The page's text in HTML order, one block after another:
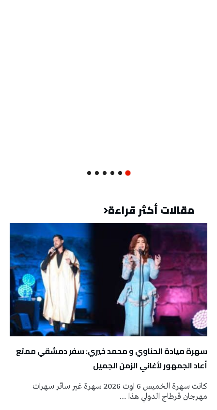
مقالات أكثر قراءة
سهرة ميادة الحناوي و محمد خيري: سفر دمشقي ممتع
أعاد الجمهور لأغاني الزمن الجميل
كانت سهرة الخميس 6 اوت 2026 سهرة غير سائر سهرات
مهرجان قرطاج الدولي هذا …